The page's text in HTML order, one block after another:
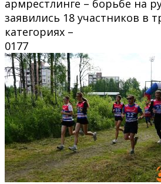
армрестлинге – борьбе на
заявились 18 участников в
категориях –
0177